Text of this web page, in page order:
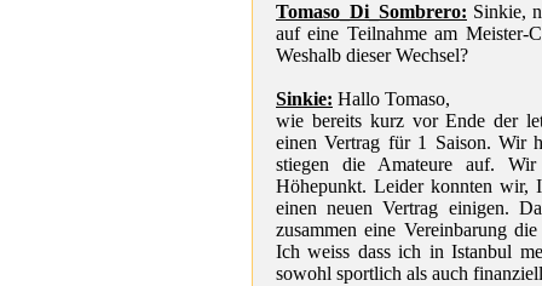
Tomaso_Di_Sombrero: Sinkie,
auf eine Teilnahme am Meister-
Weshalb dieser Wechsel?
Sinkie: Hallo Tomaso,
wie bereits kurz vor Ende der
einen Vertrag für 1 Saison. Wir
stiegen die Amateure auf.
Höhepunkt. Leider konnten wir,
einen neuen Vertrag einigen.
zusammen eine Vereinbarung
Ich weiss dass ich in Istanbul
sowohl sportlich als auch